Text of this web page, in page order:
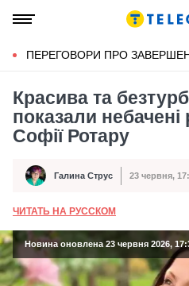
ПЕРЕГОВОРИ ПРО
Красива та
показали небачені
Софії Ротару
Автор Галина Струс
Дата публікації 23 червня,
ЧИТАТЬ НА РУССКОМ
Новина оновлена 23 червня 2026,